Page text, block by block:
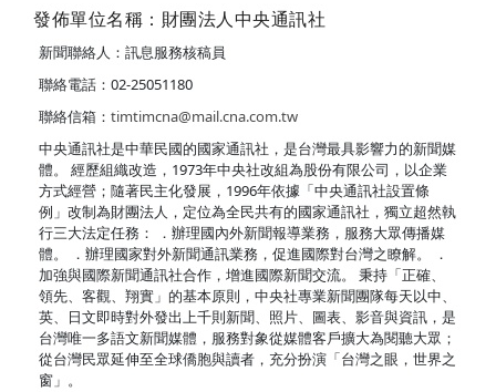
發佈單位名稱：財團法人中央通訊社
新聞聯絡人：訊息服務核稿員
聯絡電話：02-25051180
聯絡信箱： timtimcna@mail.cna.com.tw
中央通訊社是中華民國的國家通訊社，是台灣最具影響力的新聞媒
體。 經歷組織改造，1973年中央社改組為股份有限公司，以企業
方式經營；隨著民主化發展，1996年依據「中央通訊社設置條
例」改制為財團法人，定位為全民共有的國家通訊社，獨立超然執
行三大法定任務： ．辦理國內外新聞報導業務，服務大眾傳播媒
體。 ．辦理國家對外新聞通訊業務，促進國際對台灣之瞭解。 ．
加強與國際新聞通訊社合作，增進國際新聞交流。 秉持「正確、
領先、客觀、翔實」的基本原則，中央社專業新聞團隊每天以中、
英、日文即時對外發出上千則新聞、照片、圖表、影音與資訊，是
台灣唯一多語文新聞媒體，服務對象從媒體客戶擴大為閱聽大眾；
從台灣民眾延伸至全球僑胞與讀者，充分扮演「台灣之眼，世界之
窗」。